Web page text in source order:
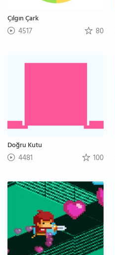
Çılgın Çark
4517 80
Doğru Kutu
4481 100